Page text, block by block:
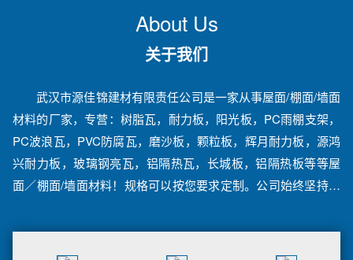
About Us
关于我们
武汉市源佳锦建材有限责任公司是一家从事屋面/棚面/墙面
材料的厂家，专营：树脂瓦，耐力板，阳光板，PC雨棚支架，
PC波浪瓦，PVC防腐瓦，磨沙板，颗粒板，辉月耐力板，源鸿
兴耐力板，玻璃钢亮瓦，铝隔热瓦，长城板，铝隔热板等等屋
面／棚面/墙面材料！规格可以按您要求定制。公司始终坚持把
宗旨，把诚信负责作为经营理念。欢迎来电咨询！